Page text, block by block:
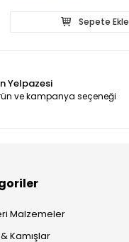
Sepete Ekle
Yelpazesi
ve kampanya seçeneği
Malzemeler
Kamışlar